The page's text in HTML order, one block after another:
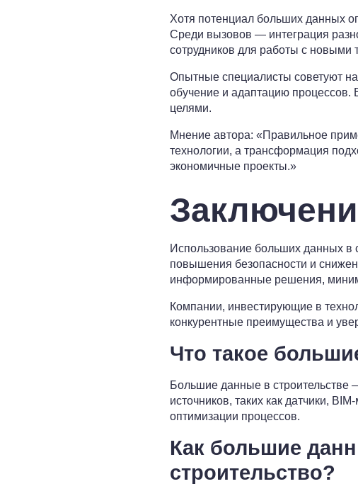
Хотя потенциал больших данных
Среди вызовов — интеграция
сотрудников для работы с новыми
Опытные специалисты советуют
обучение и адаптацию процессов.
целями.
Мнение автора: «Правильное
технологии, а трансформация
экономичные проекты.»
Использование больших данных в
повышения безопасности и
информированные решения,
Компании, инвестирующие в
конкурентные преимущества и
Что такое
Большие данные в
источников, таких как датчики,
оптимизации процессов.
Как большие
строительство?